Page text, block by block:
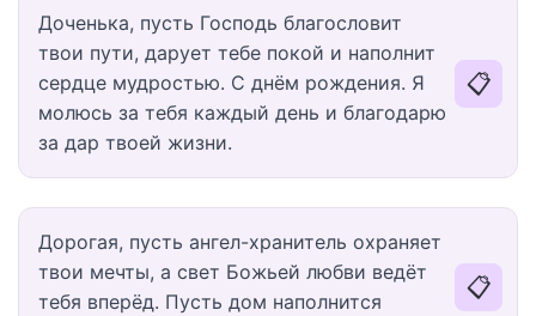
Доченька, пусть Господь благословит
твои пути, дарует тебе покой и наполнит
сердце мудростью. С днём рождения. Я
молюсь за тебя каждый день и благодарю
за дар твоей жизни.
📋
Дорогая, пусть ангел-хранитель охраняет
твои мечты, а свет Божьей любви ведёт
тебя вперёд. Пусть дом наполнится
📋